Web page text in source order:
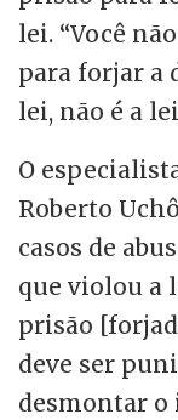
lei. “Você
para forjar a
lei, não é a
O
Roberto
casos de
que violou a
prisão
deve ser
desmontar o